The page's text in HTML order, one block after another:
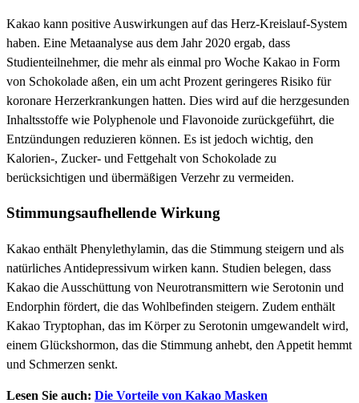
Kakao kann positive Auswirkungen auf das Herz-Kreislauf-System
haben. Eine Metaanalyse aus dem Jahr 2020 ergab, dass
Studienteilnehmer, die mehr als einmal pro Woche Kakao in Form
von Schokolade aßen, ein um acht Prozent geringeres Risiko für
koronare Herzerkrankungen hatten. Dies wird auf die herzgesunden
Inhaltsstoffe wie Polyphenole und Flavonoide zurückgeführt, die
Entzündungen reduzieren können. Es ist jedoch wichtig, den
Kalorien-, Zucker- und Fettgehalt von Schokolade zu
berücksichtigen und übermäßigen Verzehr zu vermeiden.
Stimmungsaufhellende Wirkung
Kakao enthält Phenylethylamin, das die Stimmung steigern und als
natürliches Antidepressivum wirken kann. Studien belegen, dass
Kakao die Ausschüttung von Neurotransmittern wie Serotonin und
Endorphin fördert, die das Wohlbefinden steigern. Zudem enthält
Kakao Tryptophan, das im Körper zu Serotonin umgewandelt wird,
einem Glückshormon, das die Stimmung anhebt, den Appetit hemmt
und Schmerzen senkt.
Lesen Sie auch: Die Vorteile von Kakao Masken